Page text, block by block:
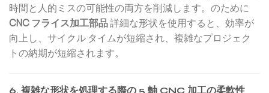
時間と人的ミスの可能性の両方を削減します。のために
CNC フライス加工部品詳細な形状を使用すると、効率が
向上し、サイクル タイムが短縮され、複雑なプロジェク
トの納期が短縮されます。
6. 複雑な形状を処理する際の 5 軸 CNC 加工の柔軟性